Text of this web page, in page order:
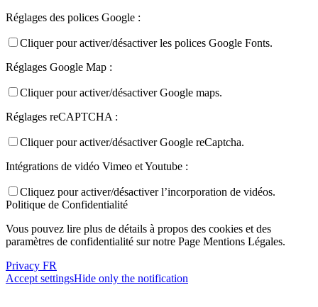
Réglages des polices Google :
Cliquer pour activer/désactiver les polices Google Fonts.
Réglages Google Map :
Cliquer pour activer/désactiver Google maps.
Réglages reCAPTCHA :
Cliquer pour activer/désactiver Google reCaptcha.
Intégrations de vidéo Vimeo et Youtube :
Cliquez pour activer/désactiver l’incorporation de vidéos.
Politique de Confidentialité
Vous pouvez lire plus de détails à propos des cookies et des
paramètres de confidentialité sur notre Page Mentions Légales.
Privacy FR
Accept settingsHide only the notification